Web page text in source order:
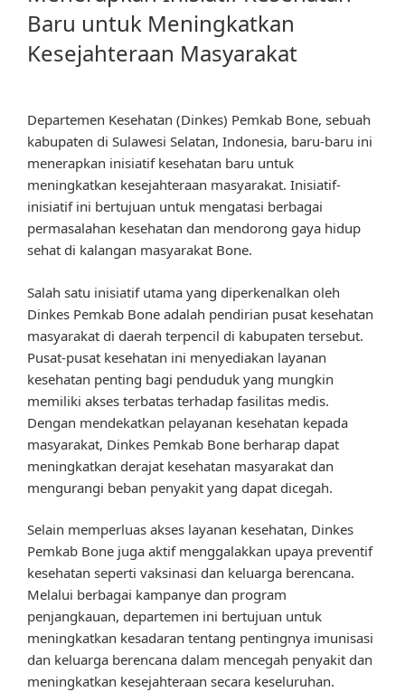
Baru untuk Meningkatkan
Kesejahteraan Masyarakat
Departemen Kesehatan (Dinkes) Pemkab Bone, sebuah
kabupaten di Sulawesi Selatan, Indonesia, baru-baru ini
menerapkan inisiatif kesehatan baru untuk
meningkatkan kesejahteraan masyarakat. Inisiatif-
inisiatif ini bertujuan untuk mengatasi berbagai
permasalahan kesehatan dan mendorong gaya hidup
sehat di kalangan masyarakat Bone.
Salah satu inisiatif utama yang diperkenalkan oleh
Dinkes Pemkab Bone adalah pendirian pusat kesehatan
masyarakat di daerah terpencil di kabupaten tersebut.
Pusat-pusat kesehatan ini menyediakan layanan
kesehatan penting bagi penduduk yang mungkin
memiliki akses terbatas terhadap fasilitas medis.
Dengan mendekatkan pelayanan kesehatan kepada
masyarakat, Dinkes Pemkab Bone berharap dapat
meningkatkan derajat kesehatan masyarakat dan
mengurangi beban penyakit yang dapat dicegah.
Selain memperluas akses layanan kesehatan, Dinkes
Pemkab Bone juga aktif menggalakkan upaya preventif
kesehatan seperti vaksinasi dan keluarga berencana.
Melalui berbagai kampanye dan program
penjangkauan, departemen ini bertujuan untuk
meningkatkan kesadaran tentang pentingnya imunisasi
dan keluarga berencana dalam mencegah penyakit dan
meningkatkan kesejahteraan secara keseluruhan.